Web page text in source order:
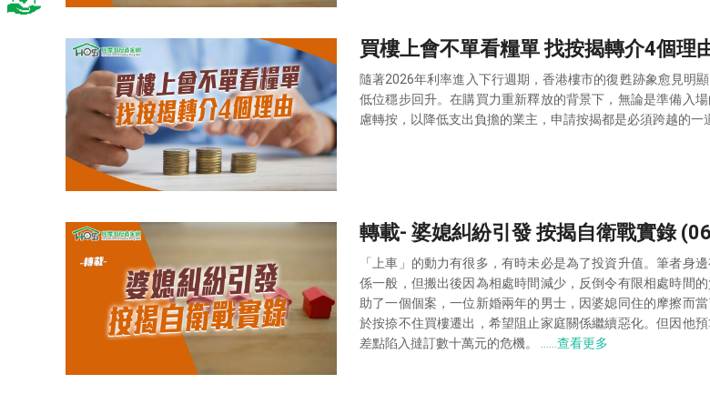
買樓上會不單看糧單 找按揭轉介4個理
隨著2026年利率進入下行週期，香港樓市的復甦跡象愈見明
低位穩步回升。在購買力重新釋放的背景下，無論是準備入
慮轉按，以降低支出負擔的業主，申請按揭都是必須跨越的一
轉載- 婆媳糾紛引發 按揭自衛戰實錄
「上車」的動力有很多，有時未必是為了投資升值。筆者身
係一般，但搬出後因為相處時間減少，反倒令有限相處時間
助了一個個案，一位新婚兩年的男士，因婆媳同住的摩擦而
於按捺不住買樓遷出，希望阻止家庭關係繼續惡化。但因他
差點陷入撻訂數十萬元的危機。
……查看更多